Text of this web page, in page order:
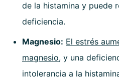
de la histamina y puede
deficiencia.
Magnesio: El estrés
magnesio, y una
intolerancia a la